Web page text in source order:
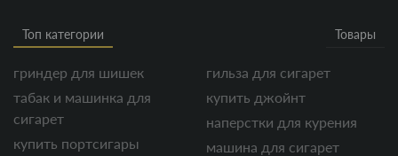
Топ категории Товары
гриндер для шишек
табак и машинка для
сигарет
купить портсигары
гильза для сигарет
купить джойнт
наперстки для курения
машина для сигарет